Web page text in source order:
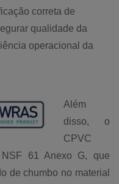
correta de
qualidade da
operacional da
Além
disso, o
CPVC
61 Anexo G, que
de chumbo no material